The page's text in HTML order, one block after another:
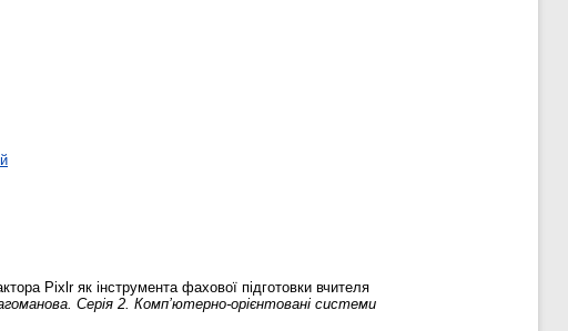
Pixlr як інструмента фахової підготовки вчителя
Серія 2. Комп’ютерно-орієнтовані системи